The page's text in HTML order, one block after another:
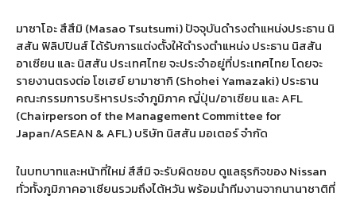
มาซาโอะ สึสึมิ (Masao Tsutsumi)ปัจจุบันดำรงตำแหน่งประธาน นิ
สสัน ฟิลิปปินส์ ได้รับการแต่งตั้งให้ดำรงตำแหน่ง ประธาน นิสสัน
อาเซียน และ นิสสัน ประเทศไทย จะประจำอยู่ที่ประเทศไทย โดยจะ
รายงานตรงต่อ โชเฮย์ ยามาซากิ (Shohei Yamazaki)ประธาน
คณะกรรมการบริหารประจำภูมิภาค ญี่ปุ่น/อาเซียน และAFL
(Chairperson of the Management Committee for
Japan/ASEAN & AFL)บริษัท นิสสัน มอเตอร์ จำกัด
ในบทบาทและหน้าที่ใหม่ สึสึมิ จะรับผิดชอบ ดูแลธุรกิจของ Nissan
ทั่วทั้งภูมิภาคอาเซียนรวมถึงไต้หวัน พร้อมนำทีมงานจากนานาชาติที่